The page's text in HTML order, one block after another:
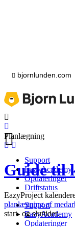
bjornlunden.com
Support
EazyAcademy
Opdateringer
Driftstatus
Support
EazyAcademy
Opdateringer
Planlægning
Guide til
EazyProject
planlægning af
start- og sluttider.